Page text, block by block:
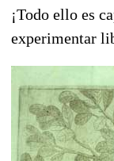
¡Todo ello es
experimentar